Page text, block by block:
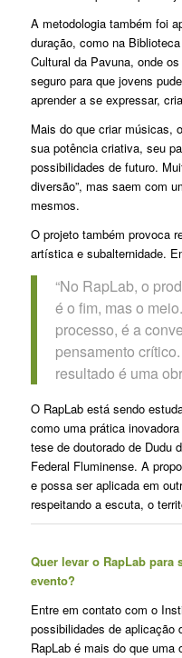
A metodologia também foi
duração, como na
Cultural da Pavuna, onde
seguro para que jovens
aprender a se expressar,
Mais do que criar músicas,
sua potência criativa, seu
possibilidades de futuro.
diversão”, mas saem com
mesmos.
O projeto também provoca
artística e subalternidade.
“No RapLab, o
é o fim, mas o
processo, é a
pensamento
resultado é uma
O RapLab está sendo
como uma prática
tese de doutorado de Dudu
Federal Fluminense. A
e possa ser aplicada em
respeitando a escuta, o
Quer levar o RapLab para
evento?
Entre em contato com o
possibilidades de aplicação
RapLab é mais do que